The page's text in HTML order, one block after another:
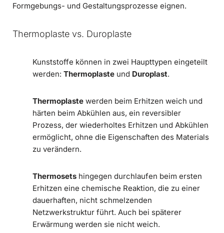
Formgebungs- und Gestaltungsprozesse eignen.
Thermoplaste vs. Duroplaste
Kunststoffe können in zwei Haupttypen eingeteilt
werden: Thermoplaste und Duroplast.
Thermoplaste werden beim Erhitzen weich und
härten beim Abkühlen aus, ein reversibler
Prozess, der wiederholtes Erhitzen und Abkühlen
ermöglicht, ohne die Eigenschaften des Materials
zu verändern.
Thermosets hingegen durchlaufen beim ersten
Erhitzen eine chemische Reaktion, die zu einer
dauerhaften, nicht schmelzenden
Netzwerkstruktur führt. Auch bei späterer
Erwärmung werden sie nicht weich.